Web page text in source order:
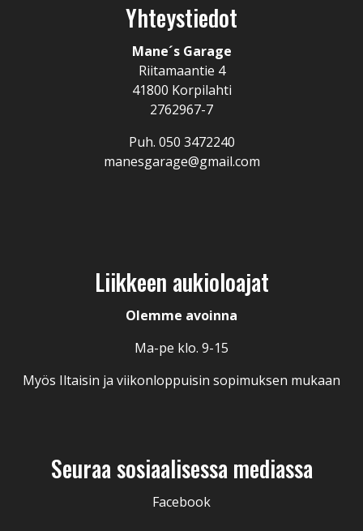
Yhteystiedot
Mane´s Garage
Riitamaantie 4
41800 Korpilahti
2762967-7
Puh. 050 3472240
manesgarage@gmail.com
Liikkeen aukioloajat
Olemme avoinna
Ma-pe klo. 9-15
Myös Iltaisin ja viikonloppuisin sopimuksen mukaan
Seuraa sosiaalisessa mediassa
Facebook